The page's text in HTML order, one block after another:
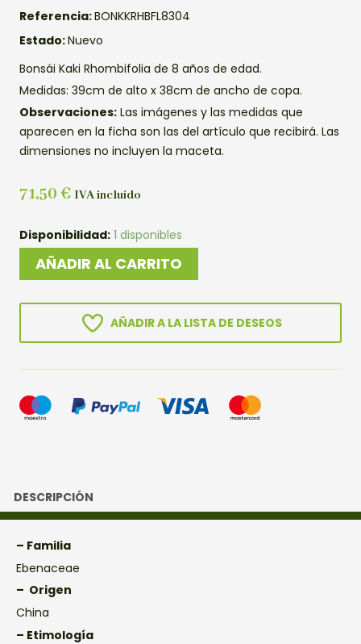
Referencia:BONKKRHBFL8304
Estado:Nuevo
Bonsái Kaki Rhombifolia de 8 años de edad.
Medidas: 39cm de alto x 38cm de ancho de copa.
Observaciones: Las imágenes y las medidas que
aparecen en la ficha son las del artículo que recibirá. Las
dimensiones no incluyen la maceta.
71,50 € IVA incluído
Disponibilidad: 1 disponibles
BONSAI
RHOMBIFOLIA
AÑADIR AL CARRITO
AÑADIR A LA LISTA DE DESEOS
DESCRIPCIÓN
– Familia
Ebenaceae
– Origen
China
– Etimología